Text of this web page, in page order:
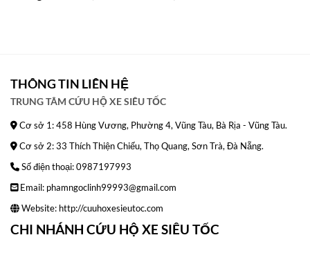
THÔNG TIN LIÊN HỆ
TRUNG TÂM CỨU HỘ XE SIÊU TỐC
Cơ sở 1: 458 Hùng Vương, Phường 4, Vũng Tàu, Bà Rịa - Vũng Tàu.
Cơ sở 2: 33 Thích Thiện Chiếu, Thọ Quang, Sơn Trà, Đà Nẵng.
Số điện thoại: 0987197993
Email: phamngoclinh99993@gmail.com
Website: http://cuuhoxesieutoc.com
CHI NHÁNH CỨU HỘ XE SIÊU TỐC